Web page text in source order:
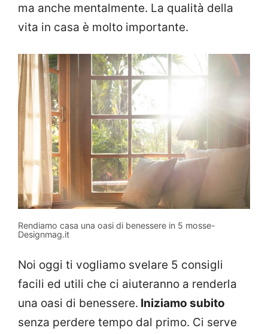
ma anche mentalmente. La qualità della
vita in casa è molto importante.
Rendiamo casa una oasi di benessere in 5 mosse-
Designmag.it
Noi oggi ti vogliamo svelare 5 consigli
facili ed utili che ci aiuteranno a renderla
una oasi di benessere. Iniziamo subito
senza perdere tempo dal primo. Ci serve